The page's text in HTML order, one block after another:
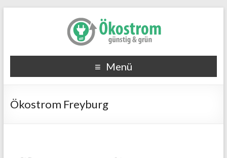
Menü
Ökostrom Freyburg